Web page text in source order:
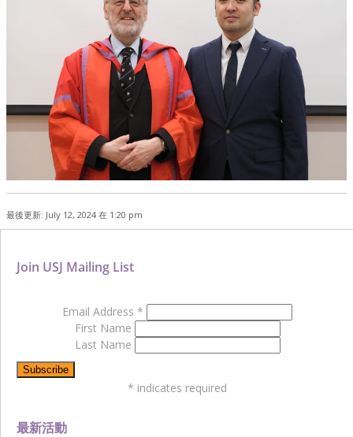
最後更新: July 12, 2024 在 1:20 pm
最新活動
Join USJ Mailing List
Email Address *
First Name
Last Name
* indicates required